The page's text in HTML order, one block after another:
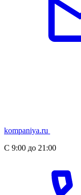
kompaniya.ru
С 9:00 до 21:00